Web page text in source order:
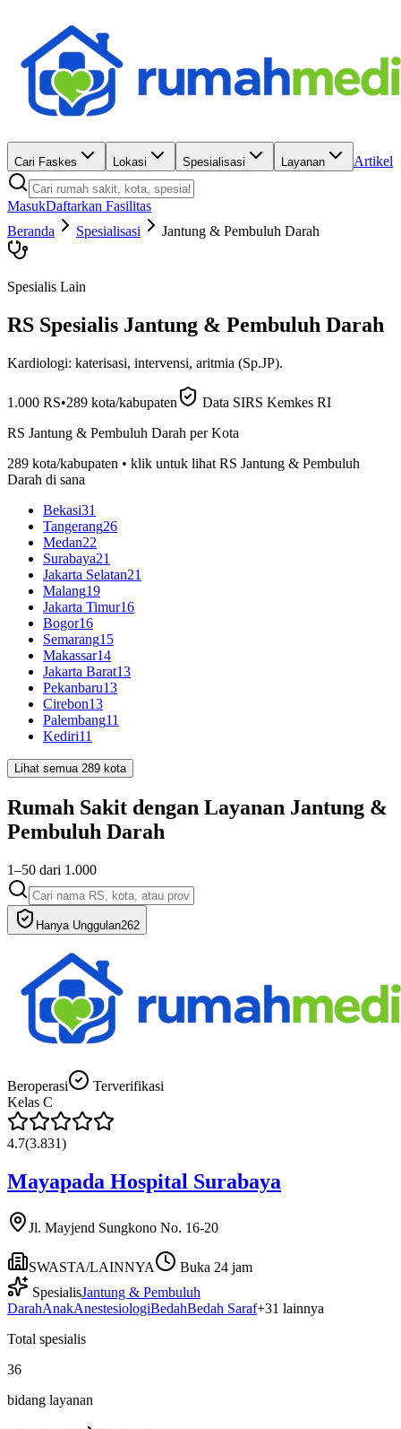
Cari Faskes Lokasi Spesialisasi Layanan Artikel
MasukDaftarkan Fasilitas
Beranda
Spesialisasi Jantung & Pembuluh Darah
Spesialis Lain
RS Spesialis Jantung & Pembuluh Darah
Kardiologi: katerisasi, intervensi, aritmia (Sp.JP).
1.000 RS•289 kota/kabupaten
Data SIRS Kemkes RI
RS Jantung & Pembuluh Darah per Kota
289 kota/kabupaten • klik untuk lihat RS Jantung & Pembuluh
Darah di sana
Bekasi31
Tangerang26
Medan22
Surabaya21
Jakarta Selatan21
Malang19
Jakarta Timur16
Bogor16
Semarang15
Makassar14
Jakarta Barat13
Pekanbaru13
Cirebon13
Palembang11
Kediri11
Lihat semua 289 kota
Rumah Sakit dengan Layanan Jantung &
Pembuluh Darah
1–50 dari 1.000
Hanya Unggulan262
Beroperasi
Terverifikasi
Kelas C
4.7(3.831)
Mayapada Hospital Surabaya
Jl. Mayjend Sungkono No. 16-20
SWASTA/LAINNYA
Buka 24 jam
SpesialisJantung & Pembuluh
DarahAnakAnestesiologiBedahBedah Saraf+31 lainnya
Total spesialis
36
bidang layanan